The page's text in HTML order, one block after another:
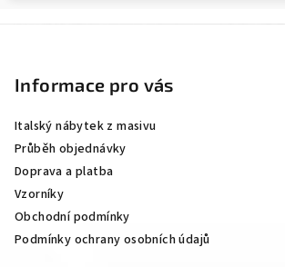
Informace pro vás
Italský nábytek z masivu
Průběh objednávky
Doprava a platba
Vzorníky
Obchodní podmínky
Podmínky ochrany osobních údajů